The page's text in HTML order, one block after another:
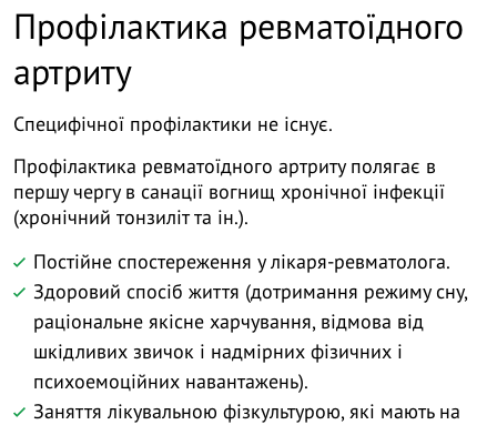
Профілактика ревматоїдного
артриту
Специфічної профілактики не існує.
Профілактика ревматоїдного артриту полягає в
першу чергу в санації вогнищ хронічної інфекції
(хронічний тонзиліт та ін.).
Постійне спостереження у лікаря-ревматолога.
Здоровий спосіб життя (дотримання режиму сну,
раціональне якісне харчування, відмова від
шкідливих звичок і надмірних фізичних і
психоемоційних навантажень).
Заняття лікувальною фізкультурою, які мають на